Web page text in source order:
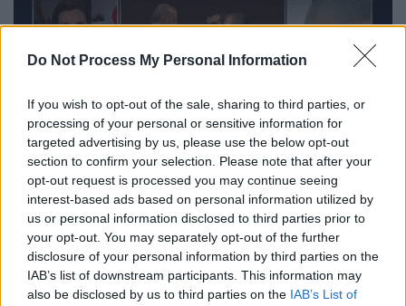
Do Not Process My Personal Information
If you wish to opt-out of the sale, sharing to third parties, or
processing of your personal or sensitive information for
targeted advertising by us, please use the below opt-out
section to confirm your selection. Please note that after your
opt-out request is processed you may continue seeing
interest-based ads based on personal information utilized by
us or personal information disclosed to third parties prior to
your opt-out. You may separately opt-out of the further
disclosure of your personal information by third parties on the
IAB’s list of downstream participants. This information may
also be disclosed by us to third parties on the IAB’s List of
«Το νέο υπουργικό συμβούλιο του Ερντογάν
είναι πολύ “μαλακό”, πολύ τεχνοκρατικό. Δε
συγκροτείται από ανθρώπους που
χρησιμοποιούν ρητορική πόλωσης. Αυτό